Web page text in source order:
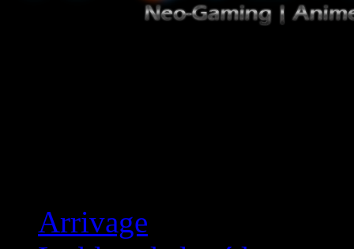
Arrivage